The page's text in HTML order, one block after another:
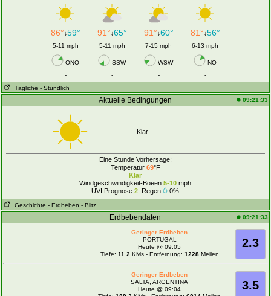
86°↓59° 91°↓65° 91°↓60° 81°↓56°
5-11 mph 5-11 mph 7-15 mph 6-13 mph
ONO SSW WSW
NO
-
- -
-
Tägliche - Stündlich
Aktuelle Bedingungen 09:21:33
Klar
Eine Stunde Vorhersage:
Temperatur 69°F
Klar
Windgeschwindigkeit-Böeen 5-10 mph
UVI Prognose2 Regen 0%
Geschichte - Erdbeben - Blitz
Erdbebendaten 09:21:33
2.3
Geringer Erdbeben
PORTUGAL
Heute @ 09:05
Tiefe: 11.2 KMs - Entfernung: 1228Meilen
3.5
Geringer Erdbeben
SALTA, ARGENTINA
Heute @ 09:04